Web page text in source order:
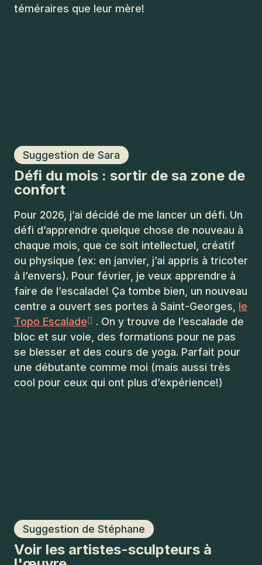
téméraires que leur mère!
Suggestion de Sara
Défi du mois : sortir de sa zone de
confort
Pour 2026, j’ai décidé de me lancer un défi. Un
défi d’apprendre quelque chose de nouveau à
chaque mois, que ce soit intellectuel, créatif
ou physique (ex: en janvier, j’ai appris à tricoter
à l’envers). Pour février, je veux apprendre à
faire de l’escalade! Ça tombe bien, un nouveau
centre a ouvert ses portes à Saint-Georges, le
Topo Escalade
. On y trouve de l’escalade de
bloc et sur voie, des formations pour ne pas
se blesser et des cours de yoga. Parfait pour
une débutante comme moi (mais aussi très
cool pour ceux qui ont plus d’expérience!)
Suggestion de Stéphane
Voir les artistes-sculpteurs à